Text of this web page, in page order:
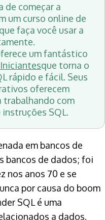
de começar a
um curso online de
faça você usar a
um fantástico
que torna o
rápido e fácil. Seus
oferecem
trabalhando com
SQL.
em bancos de
bancos de dados; foi
nos anos 70 e se
por causa do boom
SQL é uma
a dados.